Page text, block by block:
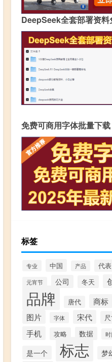
DeepSeek全套部署资料
免费可商用字体批量下载
标签
专业 中国 产品 代表
元宵节 公司 冬天
品牌 唐代 商标
图片 字体 宋代
手机 攻略 数据 时
是一个 标志 梦